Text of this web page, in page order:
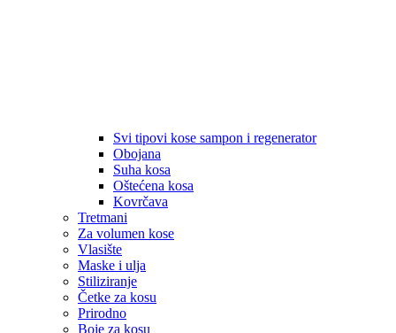
Svi tipovi kose sampon i regenerator
Obojana
Suha kosa
Oštećena kosa
Kovrčava
Tretmani
Za volumen kose
Vlasište
Maske i ulja
Stiliziranje
Četke za kosu
Prirodno
Boje za kosu